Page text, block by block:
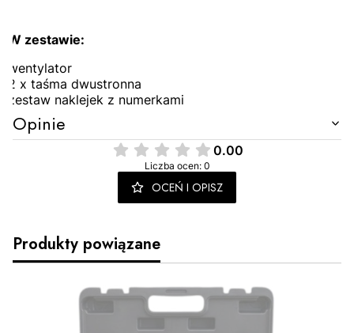
W zestawie:
wentylator
2 x taśma dwustronna
zestaw naklejek z numerkami
Opinie
0.00
Liczba ocen: 0
OCEŃ I OPISZ
Produkty powiązane